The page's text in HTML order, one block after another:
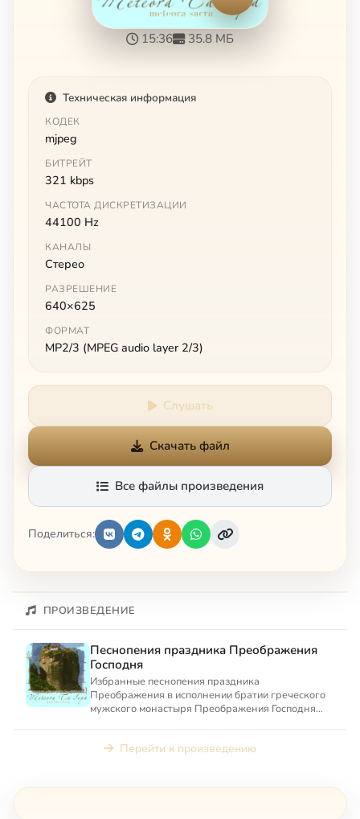
15:36 35.8 МБ
Техническая информация
КОДЕК
mjpeg
БИТРЕЙТ
321 kbps
ЧАСТОТА ДИСКРЕТИЗАЦИИ
44100 Hz
КАНАЛЫ
Стерео
РАЗРЕШЕНИЕ
640×625
ФОРМАТ
MP2/3 (MPEG audio layer 2/3)
Слушать
Скачать файл
Все файлы произведения
Поделиться:
ПРОИЗВЕДЕНИЕ
Песнопения праздника Преображения
Господня
Избранные песнопения праздника
Преображения в исполнении братии греческого
мужского монастыря Преображения Господня
Перейти к произведению